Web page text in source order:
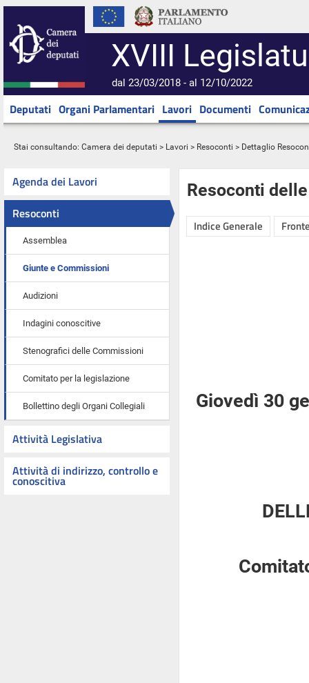
XVIII
dal 23/03/2018 - al 12/10/2022
Deputati Organi Parlamentari Lavori Documenti
Stai consultando: Camera dei deputati > Lavori > Resoconti > Dettaglio
Agenda dei Lavori
Resoconti
Assemblea
Giunte e Commissioni
Audizioni
Indagini conoscitive
Stenografici delle Commissioni
Comitato per la legislazione
Bollettino degli Organi Collegiali
Attività Legislativa
Attività di indirizzo, controllo e
conoscitiva
Resoconti
Indice Generale
Giovedì 30